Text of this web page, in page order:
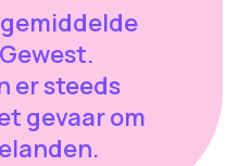
er steeds
gevaar om